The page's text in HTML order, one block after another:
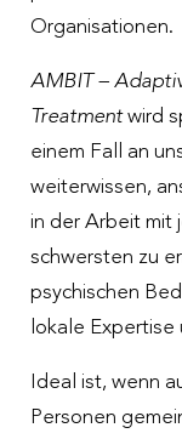
Organisationen.
AMBIT –
Treatmentwird
einem Fall an
weiterwissen,
in der Arbeit mit
schwersten zu
psychischen
lokale
Ideal ist, wenn
Personen